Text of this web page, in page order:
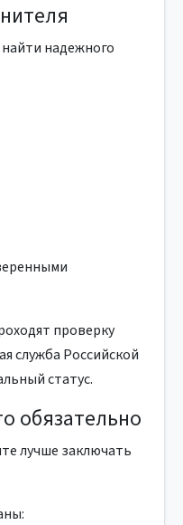
надежного
проверку
служба Российской
статус.
обязательно
лучше заключать